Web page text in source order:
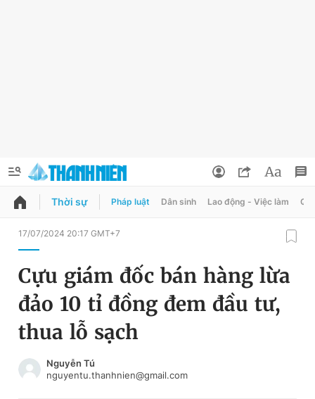
QUẢNG CÁO
Chuyên mục
Chuyên mục khác
Chào ngày mới
Đổi mật khẩu
Tin đã lưu
Đăng xuất
Thời sự Pháp luật Dân sinh Lao động - Việc làm
17/07/2024 20:17 GMT+7
Cựu giám đốc bán hàng lừa
đảo 10 tỉ đồng đem đầu tư,
thua lỗ sạch
Nguyễn Tú
nguyentu.thanhnien@gmail.com